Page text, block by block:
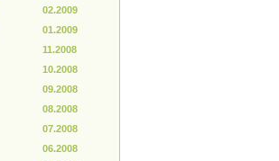
02.2009
01.2009
11.2008
10.2008
09.2008
08.2008
07.2008
06.2008